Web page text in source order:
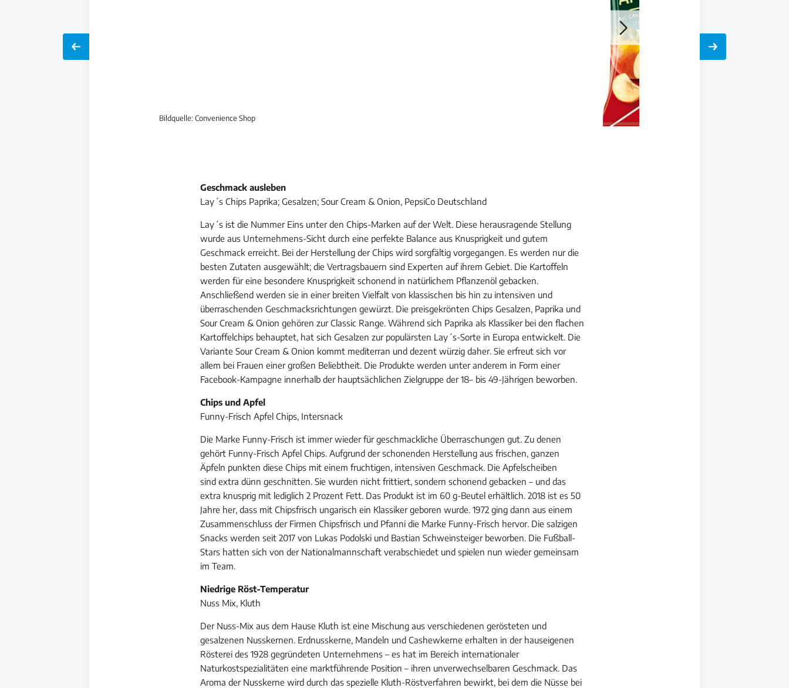
Galerie
öffnen
Bildquelle: Convenience Shop
Geschmack ausleben
Lay´s Chips Paprika; Gesalzen; Sour Cream & Onion, PepsiCo Deutschland
Lay´s ist die Nummer Eins unter den Chips-Marken auf der Welt. Diese herausragende Stellung
wurde aus Unternehmens-Sicht durch eine perfekte Balance aus Knusprigkeit und gutem
Geschmack erreicht. Bei der Herstellung der Chips wird sorgfältig vorgegangen. Es werden nur die
besten Zutaten ausgewählt; die Vertragsbauern sind Experten auf ihrem Gebiet. Die Kartoffeln
werden für eine besondere Knusprigkeit schonend in natürlichem Pflanzenöl gebacken.
Anschließend werden sie in einer breiten Vielfalt von klassischen bis hin zu intensiven und
überraschenden Geschmacksrichtungen gewürzt. Die preisgekrönten Chips Gesalzen, Paprika und
Sour Cream & Onion gehören zur Classic Range. Während sich Paprika als Klassiker bei den flachen
Kartoffelchips behauptet, hat sich Gesalzen zur populärsten Lay´s-Sorte in Europa entwickelt. Die
Variante Sour Cream & Onion kommt mediterran und dezent würzig daher. Sie erfreut sich vor
allem bei Frauen einer großen Beliebtheit. Die Produkte werden unter anderem in Form einer
Facebook-Kampagne innerhalb der hauptsächlichen Zielgruppe der 18– bis 49-Jährigen beworben.
Chips und Apfel
Funny-Frisch Apfel Chips, Intersnack
Die Marke Funny-Frisch ist immer wieder für geschmackliche Überraschungen gut. Zu denen
gehört Funny-Frisch Apfel Chips. Aufgrund der schonenden Herstellung aus frischen, ganzen
Äpfeln punkten diese Chips mit einem fruchtigen, intensiven Geschmack. Die Apfelscheiben
sind extra dünn geschnitten. Sie wurden nicht frittiert, sondern schonend gebacken – und das
extra knusprig mit lediglich 2 Prozent Fett. Das Produkt ist im 60 g-Beutel erhältlich. 2018 ist es 50
Jahre her, dass mit Chipsfrisch ungarisch ein Klassiker geboren wurde. 1972 ging dann aus einem
Zusammenschluss der Firmen Chipsfrisch und Pfanni die Marke Funny-Frisch hervor. Die salzigen
Snacks werden seit 2017 von Lukas Podolski und Bastian Schweinsteiger beworben. Die Fußball-
Stars hatten sich von der Nationalmannschaft verabschiedet und spielen nun wieder gemeinsam
im Team.
Niedrige Röst-Temperatur
Nuss Mix, Kluth
Der Nuss-Mix aus dem Hause Kluth ist eine Mischung aus verschiedenen gerösteten und
gesalzenen Nusskernen. Erdnusskerne, Mandeln und Cashewkerne erhalten in der hauseigenen
Rösterei des 1928 gegründeten Unternehmens – es hat im Bereich internationaler
Naturkostspezialitäten eine marktführende Position – ihren unverwechselbaren Geschmack. Das
Aroma der Nusskerne wird durch das spezielle Kluth-Röstverfahren bewirkt, bei dem die Nüsse bei